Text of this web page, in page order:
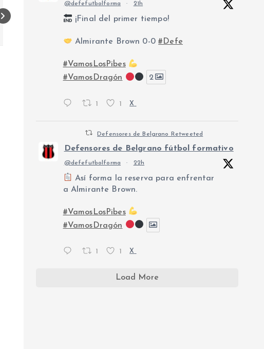
@defefutbolforma · 21h
¡Final del primer tiempo!
Almirante Brown 0-0#Defe
#VamosLosPibes
#VamosDragón
2
1 1 X
Defensores de Belgrano Retweeted
Defensores de Belgrano fútbol formativo
@defefutbolforma · 22h
Así forma la reserva para enfrentar
a Almirante Brown.
#VamosLosPibes
#VamosDragón
1 1 X
Load More